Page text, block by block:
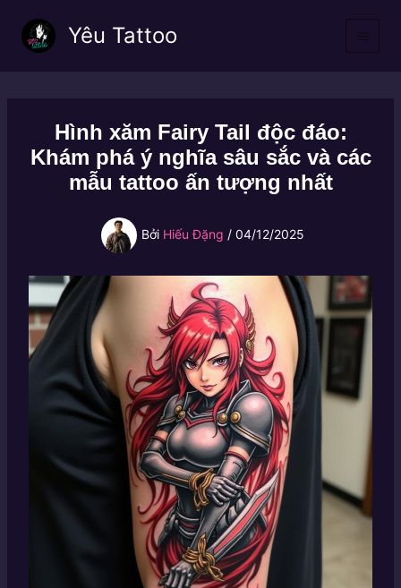
Yêu Tattoo
Hình xăm Fairy Tail độc đáo:
Khám phá ý nghĩa sâu sắc và các
mẫu tattoo ấn tượng nhất
Bởi Hiếu Đặng / 04/12/2025